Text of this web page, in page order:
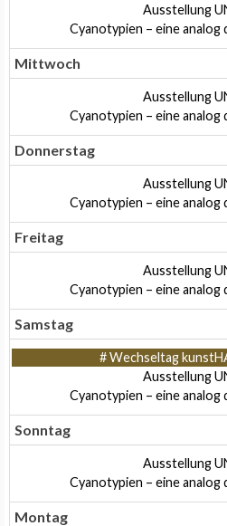
Dienstag,
August
Ausstellung
Dienstag,
11th
2026
Cyanotypien – eine analog
Mittwoch
Mittwoch,
August
Ausstellung
Mittwoch,
12th
2026
Cyanotypien – eine analog
Donnerstag
Donnerstag,
August
Ausstellung
Donnerstag,
2026
Cyanotypien – eine analog
Freitag
Freitag,
August
Ausstellung
Freitag,
14th
2026
Cyanotypien – eine analog
Samstag
Samstag,
15th
2026
# Wechseltag
Samstag,
August
Ausstellung
Samstag,
15th
2026
Cyanotypien – eine analog
Sonntag
Sonntag,
August
Ausstellung
Sonntag,
Cyanotypien – eine analog
Montag